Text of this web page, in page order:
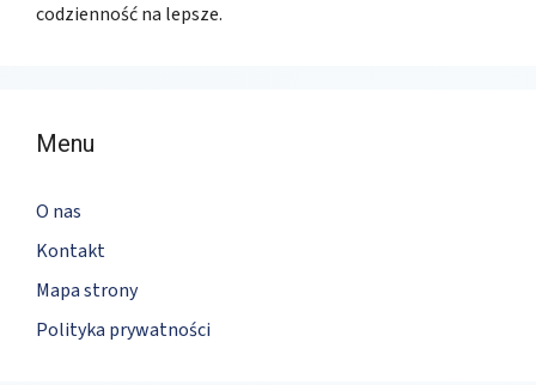
codzienność na lepsze.
Menu
O nas
Kontakt
Mapa strony
Polityka prywatności